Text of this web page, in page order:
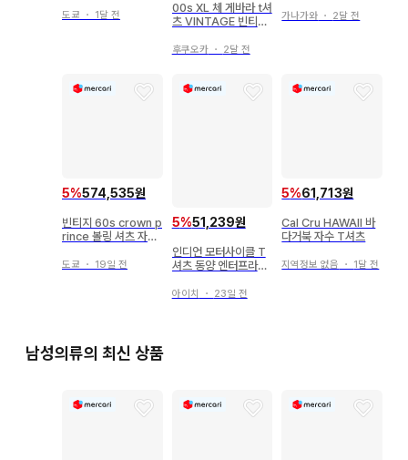
도쿄 ・ 1달 전
00s XL 체 게바라 t셔
츠 VINTAGE 빈티지
후쿠오카・ 2달 전
가나가와 ・ 2달 전
5%574,535원
빈티지 60s crown p
rince 볼링 셔츠 자수
도쿄 ・ 19일 전
5%51,239원
인디언 모터사이클 T
셔츠 동양 엔터프라이
아이치 ・ 23일 전
5%61,713원
Cal Cru HAWAII 바
다거북 자수 T셔츠
지역정보 없음 ・ 1달 전
남성의류의 최신 상품